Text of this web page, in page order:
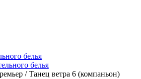
белья
белья
/ Танец ветра 6 (компаньон)